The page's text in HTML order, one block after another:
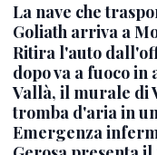
La nave che
Goliath arriva a
Ritira l'auto
dopo va a fuoco in
Vallà, il murale di
tromba d'aria in
Emergenza